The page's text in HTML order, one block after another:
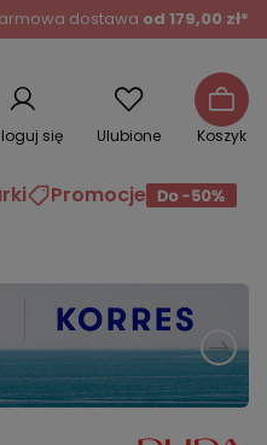
dostawa od 179,00 zł*
się Ulubione Koszyk
Promocje